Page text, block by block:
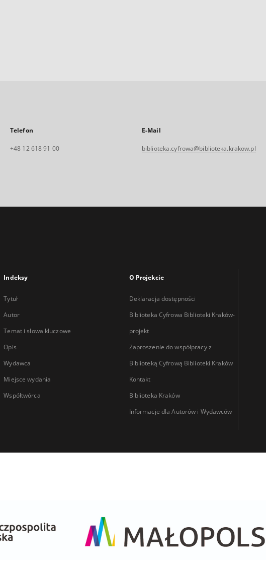
Telefon
+48 12 618 91 00
E-Mail
biblioteka.cyfrowa@biblioteka.krakow.pl
Indeksy
Tytuł
Autor
Temat i słowa kluczowe
Opis
Wydawca
Miejsce wydania
Współtwórca
O Projekcie
Deklaracja dostępności
Biblioteka Cyfrowa Biblioteki Kraków-
projekt
Zaproszenie do współpracy z
Biblioteką Cyfrową Biblioteki Kraków
Kontakt
Biblioteka Kraków
Informacje dla Autorów i Wydawców